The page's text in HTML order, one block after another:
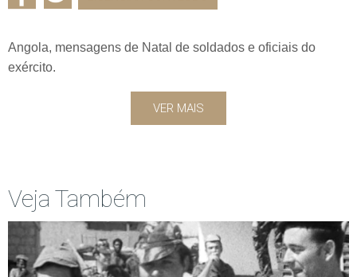
Angola, mensagens de Natal de soldados e oficiais do
exército.
VER MAIS
Veja Também